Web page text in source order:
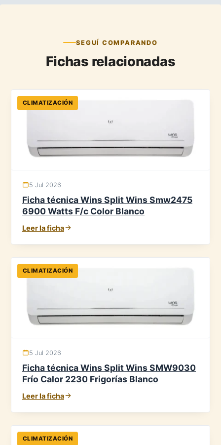
SEGUÍ COMPARANDO
Fichas relacionadas
CLIMATIZACIÓN
5 Jul 2026
Ficha técnica Wins Split Wins Smw2475
6900 Watts F/c Color Blanco
Leer la ficha
CLIMATIZACIÓN
5 Jul 2026
Ficha técnica Wins Split Wins SMW9030
Frío Calor 2230 Frigorías Blanco
Leer la ficha
CLIMATIZACIÓN